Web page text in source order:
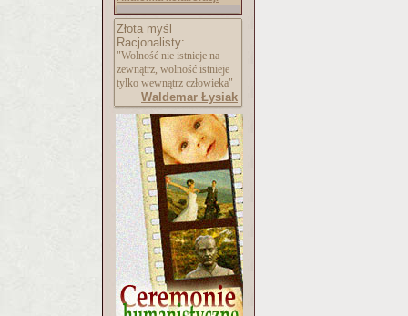
Złota myśl
Racjonalisty:
"Wolność nie istnieje na
zewnątrz, wolność istnieje
tylko wewnątrz człowieka"
Waldemar Łysiak